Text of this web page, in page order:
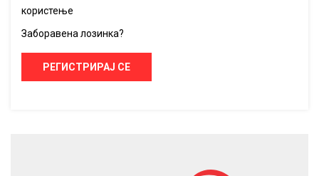
користење
Заборавена лозинка?
РЕГИСТРИРАЈ СЕ